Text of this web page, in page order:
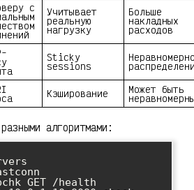
с Учитывает
реальную
нагрузку
Больше
накладных
расходов
Sticky
sessions
Кэширование Может быть
алгоритмами: